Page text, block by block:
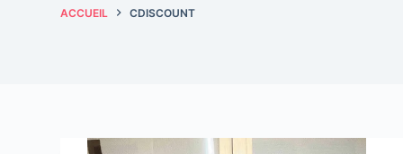
ACCUEIL CDISCOUNT